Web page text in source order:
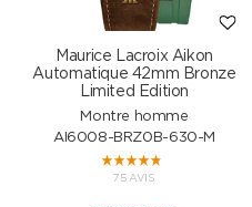
Maurice Lacroix Aikon
Automatique 42mm Bronze
Limited Edition
Montre homme
AI6008-BRZ0B-630-M
75 AVIS